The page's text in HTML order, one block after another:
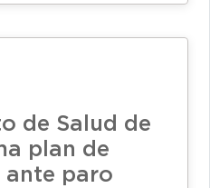
de Salud de
plan de
ante paro